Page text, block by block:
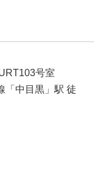
号室
「中目黒」駅 徒